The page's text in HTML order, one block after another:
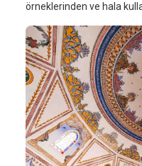
örneklerinden ve hala